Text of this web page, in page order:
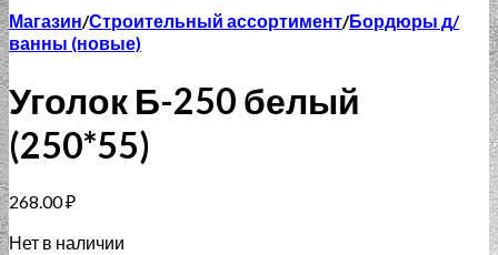
Магазин/Строительный ассортимент/Бордюры д/
ванны (новые)
Уголок Б-250 белый
(250*55)
268.00₽
Нет в наличии